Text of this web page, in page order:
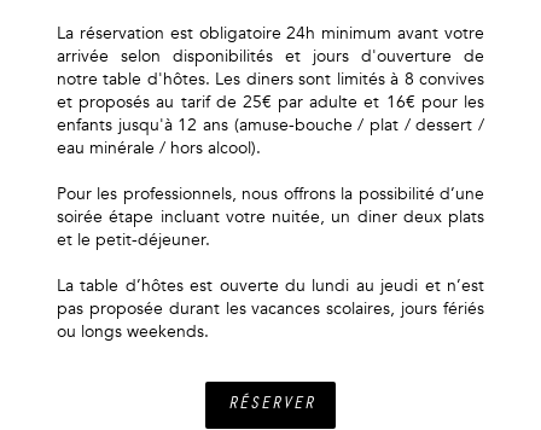
La réservation est obligatoire 24h minimum avant votre
arrivée selon disponibilités et jours d'ouverture de
notre table d'hôtes. Les diners sont limités à 8 convives
et proposés au tarif de 25€ par adulte et 16€ pour les
enfants jusqu'à 12 ans (amuse-bouche / plat / dessert /
eau minérale / hors alcool).
Pour les professionnels, nous offrons la possibilité d’une
soirée étape incluant votre nuitée, un diner deux plats
et le petit-déjeuner.
La table d’hôtes est ouverte du lundi au jeudi et n’est
pas proposée durant les vacances scolaires, jours fériés
ou longs weekends.
RÉSERVER